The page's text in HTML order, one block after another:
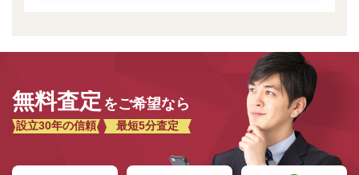
無料査定 をご希望なら
設立30年の信頼 最短5分査定
まずは
かんたん30秒でお試し査定